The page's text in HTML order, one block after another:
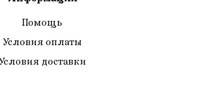
Помощь
Условия оплаты
доставки